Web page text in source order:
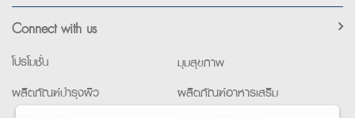
Connect with us
โปรโมชั่น
มุมสุขภาพ
ผลิตภัณฑ์บำรุงผิว
ผลิตภัณฑ์อาหารเสริม